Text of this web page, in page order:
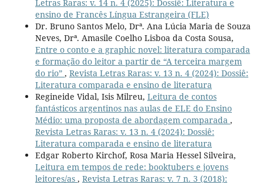
Letras Raras: v. 14 n. 4 (2025): Dossiê: Literatura e
ensino de Francês Língua Estrangeira (FLE)
Dr. Bruno Santos Melo, Drª. Ana Lúcia Maria de Souza
Neves, Drª. Amasile Coelho Lisboa da Costa Sousa,
Entre o conto e a graphic novel: literatura comparada
e formação do leitor a partir de “A terceira margem
do rio” , Revista Letras Raras: v. 13 n. 4 (2024): Dossiê:
Literatura comparada e ensino de literatura
Regineide Vidal, Isis Milreu, Leitura de contos
fantásticos argentinos nas aulas de ELE do Ensino
Médio: uma proposta de abordagem comparada ,
Revista Letras Raras: v. 13 n. 4 (2024): Dossiê:
Literatura comparada e ensino de literatura
Edgar Roberto Kirchof, Rosa Maria Hessel Silveira,
Leitura em tempos de rede: booktubers e jovens
leitores/as , Revista Letras Raras: v. 7 n. 3 (2018):